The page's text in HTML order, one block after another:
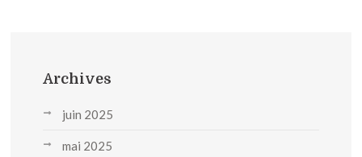
Archives
juin 2025
mai 2025